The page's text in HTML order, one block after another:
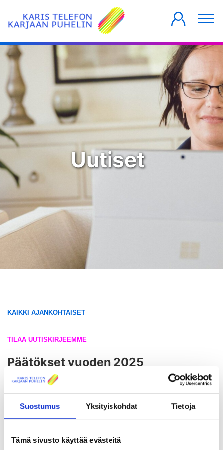
Suostumus Yksityiskohdat Tietoja
Tämä sivusto käyttää evästeitä
YRITYKSILLE
KAIKKI AJANKOHTAISET
TILAA UUTISKIRJEEMME
Uutiset
Päätökset vuoden 2025
sponsorointituesta on toimitettu